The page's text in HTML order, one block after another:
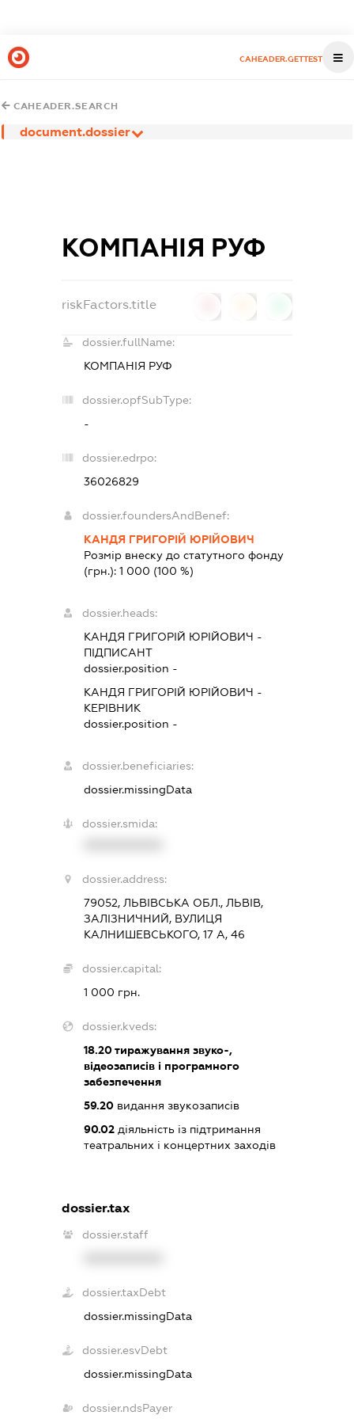
CAHEADER.GETTEST
CAHEADER.SEARCH
document.dossier
КОМПАНІЯ РУФ
riskFactors.title
dossier.fullName:
КОМПАНІЯ РУФ
dossier.opfSubType:
-
dossier.edrpo:
36026829
dossier.foundersAndBenef:
КАНДЯ ГРИГОРІЙ ЮРІЙОВИЧ
Розмір внеску до статутного фонду
(грн.): 1 000 (100 %)
dossier.heads:
КАНДЯ ГРИГОРІЙ ЮРІЙОВИЧ -
ПІДПИСАНТ
dossier.position -
КАНДЯ ГРИГОРІЙ ЮРІЙОВИЧ -
КЕРІВНИК
dossier.position -
dossier.beneficiaries:
dossier.missingData
dossier.smida:
dossier.address:
79052, ЛЬВІВСЬКА ОБЛ., ЛЬВІВ,
ЗАЛІЗНИЧНИЙ, ВУЛИЦЯ
КАЛНИШЕВСЬКОГО, 17 А, 46
dossier.capital:
1 000 грн.
dossier.kveds:
18.20тиражування звуко-,
відеозаписів і програмного
забезпечення
59.20видання звукозаписів
90.02діяльність із підтримання
театральних і концертних заходів
dossier.tax
dossier.staff
dossier.taxDebt
dossier.missingData
dossier.esvDebt
dossier.missingData
dossier.ndsPayer